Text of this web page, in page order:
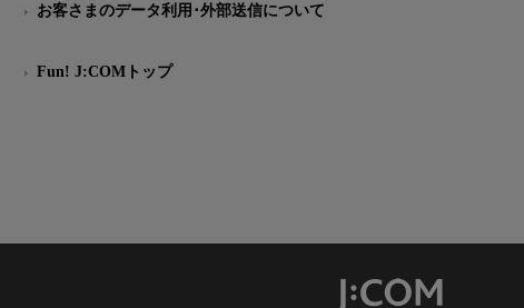
お客さまのデータ利用･外部送信について
Fun! J:COMトップ